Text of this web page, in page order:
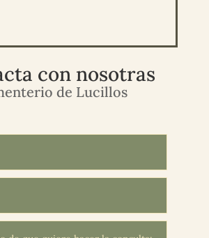
con nosotras
de Lucillos